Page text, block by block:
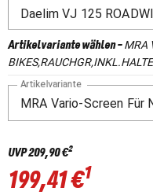
Artikelvariante wählen-MRA
Artikelvariante
UVP209,90 €2
199,41 €1